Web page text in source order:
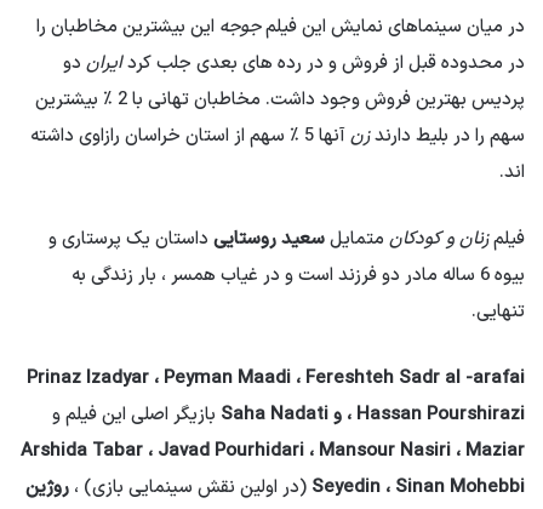
در میان سینماهای نمایش این فیلمجوجه این بیشترین مخاطبان را
در محدوده قبل از فروش و در رده های بعدی جلب کردایران دو
پردیس بهترین فروش وجود داشت. مخاطبان تهانی با 2 ٪ بیشترین
سهم را در بلیط دارندزن
آنها 5 ٪ سهم از استان خراسان رازاوی داشته
اند.
فیلمزنان و کودکان متمایلسعید روستایی داستان یک پرستاری و
بیوه 6 ساله مادر دو فرزند است و در غیاب همسر ، بار زندگی به
تنهایی.
Prinaz Izadyar ، Peyman Maadi ، Fereshteh Sadr al -arafai
، Hassan Pourshirazi و Saha Nadati
بازیگر اصلی این فیلم و
Arshida Tabar ، Javad Pourhidari ، Mansour Nasiri ، Maziar
Seyedin ، Sinan Mohebbi (در اولین نقش سینمایی بازی) ، روژین